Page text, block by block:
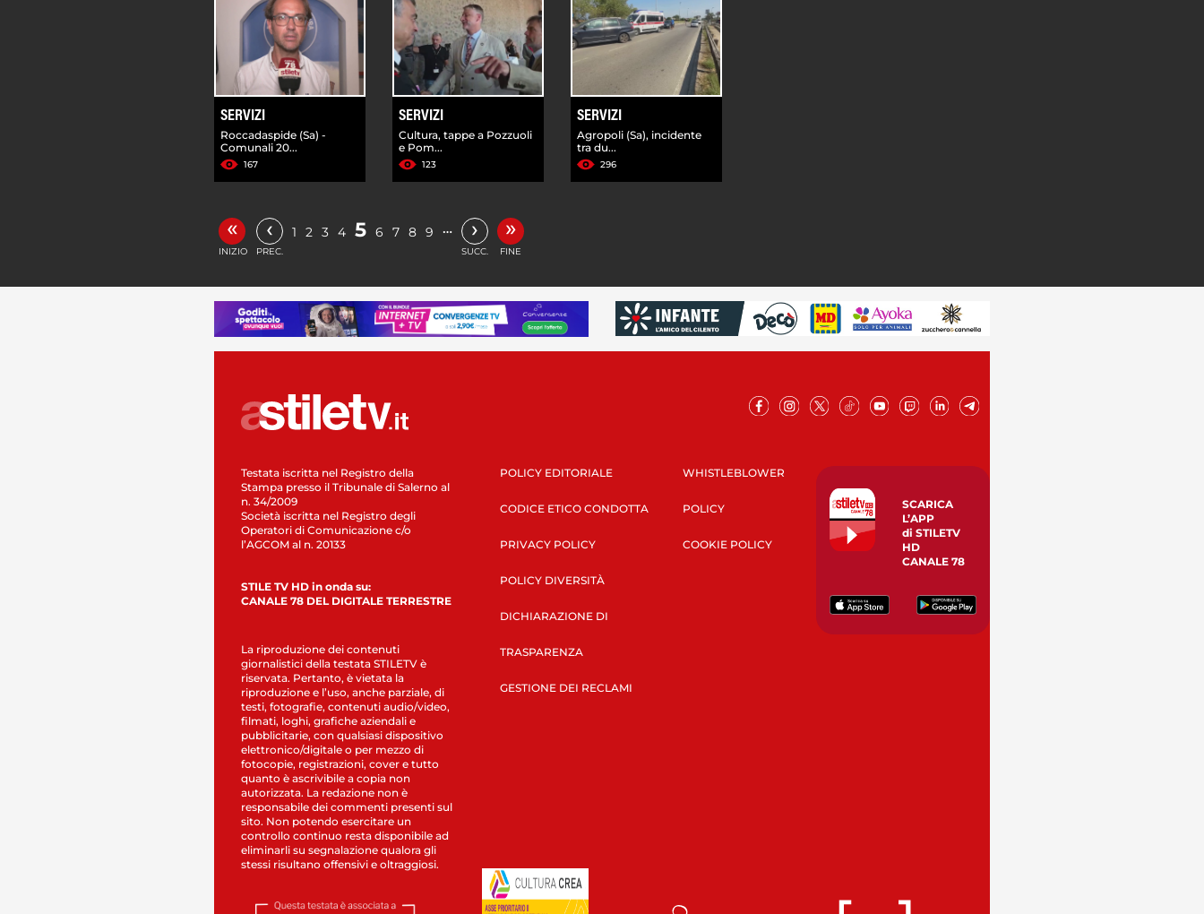
SERVIZI
Roccadaspide (Sa) -
Comunali 20...
167
SERVIZI
Cultura, tappe a Pozzuoli
e Pom...
123
SERVIZI
Agropoli (Sa), incidente
tra du...
296
«
INIZIO
‹
PREC.
1 2 3 4 5 6 7 8 9 … ›
SUCC.
»
FINE
Testata iscritta nel Registro della
Stampa presso il Tribunale di Salerno al
n. 34/2009
Società iscritta nel Registro degli
Operatori di Comunicazione c/o
l’AGCOM al n. 20133
STILE TV HD in onda su:
CANALE 78 DEL DIGITALE TERRESTRE
La riproduzione dei contenuti
giornalistici della testata STILETV è
riservata. Pertanto, è vietata la
riproduzione e l’uso, anche parziale, di
testi, fotografie, contenuti audio/video,
filmati, loghi, grafiche aziendali e
pubblicitarie, con qualsiasi dispositivo
elettronico/digitale o per mezzo di
fotocopie, registrazioni, cover e tutto
quanto è ascrivibile a copia non
autorizzata. La redazione non è
responsabile dei commenti presenti sul
sito. Non potendo esercitare un
controllo continuo resta disponibile ad
eliminarli su segnalazione qualora gli
stessi risultano offensivi e oltraggiosi.
POLICY EDITORIALE
CODICE ETICO CONDOTTA
PRIVACY POLICY
POLICY DIVERSITÀ
DICHIARAZIONE DI
TRASPARENZA
GESTIONE DEI RECLAMI
WHISTLEBLOWER
POLICY
COOKIE POLICY
SCARICA
L’APP
di STILETV
HD
CANALE 78